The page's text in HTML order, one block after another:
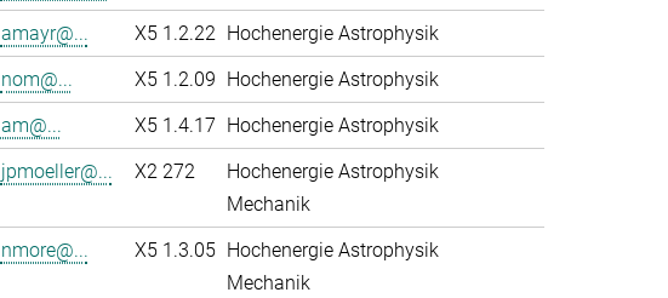
amayr@... X5 1.2.22 Hochenergie Astrophysik
nom@... X5 1.2.09 Hochenergie Astrophysik
am@... X5 1.4.17 Hochenergie Astrophysik
jpmoeller@... X2 272
Hochenergie Astrophysik
Mechanik
nmore@... X5 1.3.05 Hochenergie Astrophysik
Mechanik